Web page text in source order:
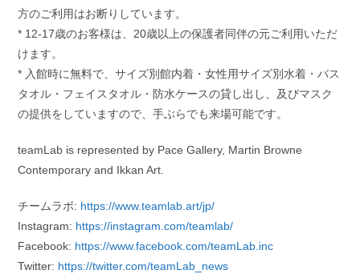
方のご利用はお断りしています。
* 12-17歳のお客様は、20歳以上の保護者同伴の元ご利用いただ
けます。
* 入館時に無料で、サイズ別館内着・女性用サイズ別水着・バス
タオル・フェイスタオル・防水ケースの貸し出し、及びマスク
の提供をしていますので、手ぶらでも来場可能です。
teamLab is represented by Pace Gallery, Martin Browne
Contemporary and Ikkan Art.
チームラボ: https://www.teamlab.art/jp/
Instagram: https://instagram.com/teamlab/
Facebook: https://www.facebook.com/teamLab.inc
Twitter: https://twitter.com/teamLab_news